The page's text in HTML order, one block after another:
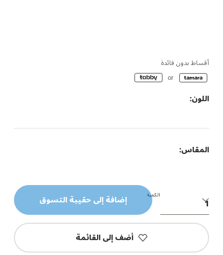
أقساط بدون فائدة
اللون:
المقاس:
الكمية إضافة إلى حقيبة التسوق
أضف إلى القائمة